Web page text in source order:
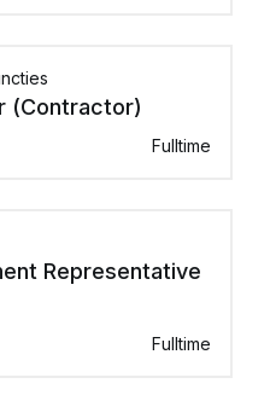
(Contractor)
Fulltime
Representative
Fulltime